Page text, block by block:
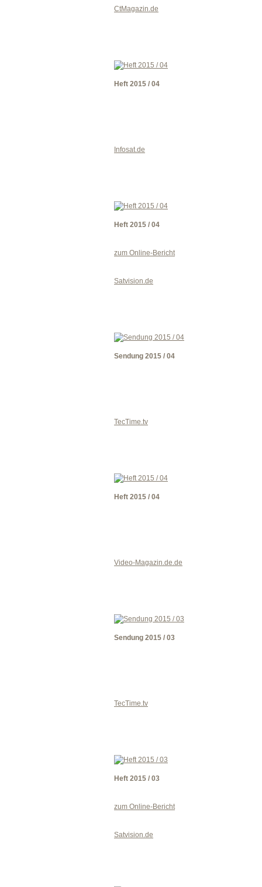
CtMagazin.de
Heft 2015 / 04
Infosat.de
Heft 2015 / 04
zum Online-Bericht
Satvision.de
Sendung 2015 / 04
TecTime.tv
Heft 2015 / 04
Video-Magazin.de.de
Sendung 2015 / 03
TecTime.tv
Heft 2015 / 03
zum Online-Bericht
Satvision.de